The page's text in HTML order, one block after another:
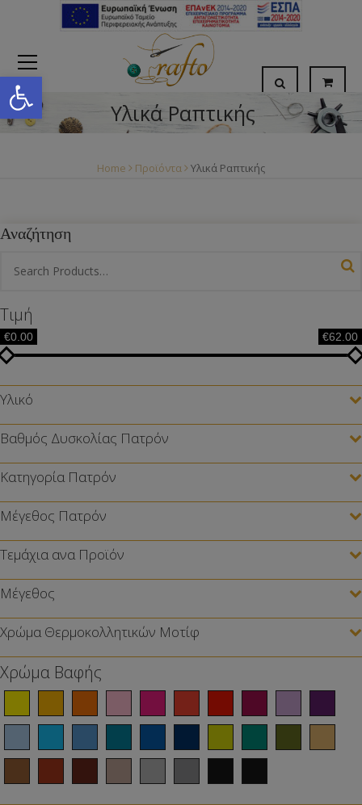
Open toolbar
Υλικά Ραπτικής
Home Προϊόντα Υλικά Ραπτικής
Αναζήτηση
Τιμή
€0.00 €62.00
Υλικό
Βαθμός Δυσκολίας Πατρόν
Κατηγορία Πατρόν
Μέγεθος Πατρόν
Τεμάχια ανα Προϊόν
Μέγεθος
Χρώμα Θερμοκολλητικών Μοτίφ
Χρώμα Βαφής